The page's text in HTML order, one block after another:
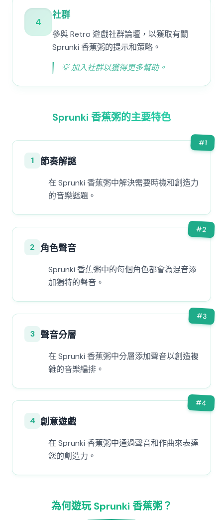
4
社群
參與 Retro 遊戲社群論壇，以獲取有關
Sprunki 香蕉粥的提示和策略。
💡加入社群以獲得更多幫助。
Sprunki 香蕉粥的主要特色
#1
1 節奏解謎
在 Sprunki 香蕉粥中解決需要時機和創造力
的音樂謎題。
#2
2 角色聲音
Sprunki 香蕉粥中的每個角色都會為混音添
加獨特的聲音。
#3
3 聲音分層
在 Sprunki 香蕉粥中分層添加聲音以創造複
雜的音樂編排。
#4
4 創意遊戲
在 Sprunki 香蕉粥中通過聲音和作曲來表達
您的創造力。
為何遊玩 Sprunki 香蕉粥？